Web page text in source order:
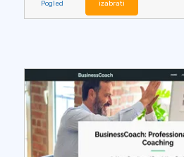
Pogled izabrati